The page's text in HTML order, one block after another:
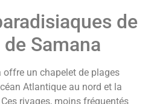
de
Samana
offre un chapelet de plages
Atlantique au nord et la
rivages, moins fréquentés